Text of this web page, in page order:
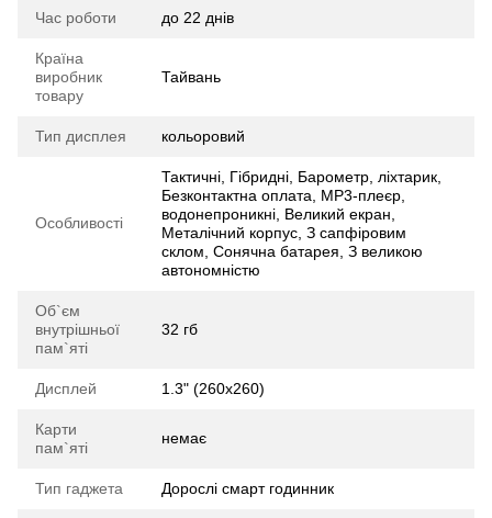
Час роботи до 22 днів
Країна
виробник
товару
Тайвань
Тип дисплея кольоровий
Особливості
Тактичні, Гібридні, Барометр, ліхтарик,
Безконтактна оплата, MP3-плеєр,
водонепроникні, Великий екран,
Металічний корпус, З сапфіровим
склом, Сонячна батарея, З великою
автономністю
Об`єм
внутрішньої
пам`яті
32 гб
Дисплей 1.3" (260х260)
Карти
пам`яті
немає
Тип гаджета Дорослі смарт годинник